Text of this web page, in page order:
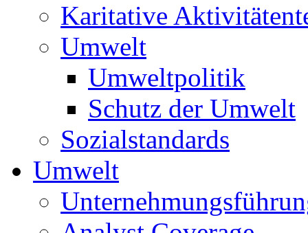
Karitative
Umwelt
Umweltpolitik
Schutz der Umwelt
Sozialstandards
Umwelt